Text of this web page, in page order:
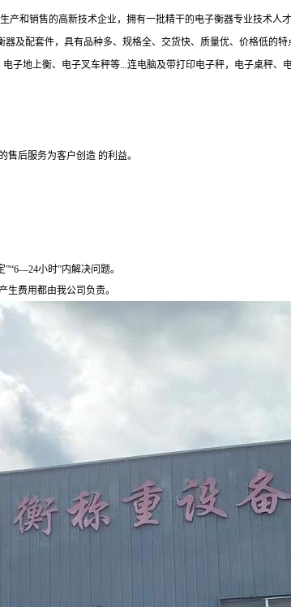
和销售的高新技术企业，拥有一批精干的电子衡器专业技术
及配套件，具有品种多、规格全、交货快、质量优、价格低的
子地上衡、电子叉车秤等...连电脑及带打印电子秤，电子桌秤
后服务为客户创造 的利益。
小时”内解决问题。
费用都由我公司负责。